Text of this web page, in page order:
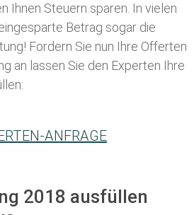
Ihnen Steuern sparen. In vielen
Betrag sogar die
Fordern Sie nun Ihre Offerten
an lassen Sie den Experten Ihre
ANFRAGE
2018 ausfüllen